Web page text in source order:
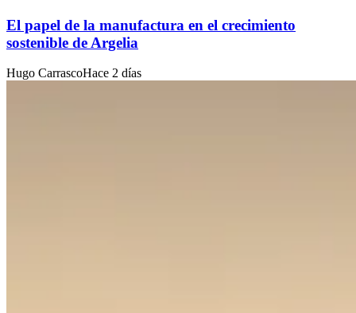
El papel de la manufactura en el crecimiento
sostenible de Argelia
Hugo CarrascoHace 2 días